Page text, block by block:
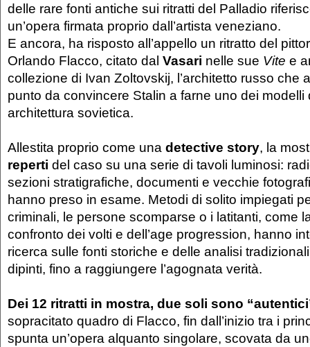
delle rare fonti antiche sui ritratti del Palladio
un’opera firmata proprio dall’artista veneziano.
E ancora, ha risposto all’appello un ritratto del
Orlando Flacco, citato dal Vasari nelle sue Vite e
collezione di Ivan Zoltovskij, l’architetto russo che
punto da convincere Stalin a farne uno dei modelli
architettura sovietica.
Allestita proprio come una detective story, la
reperti del caso su una serie di tavoli luminosi:
sezioni stratigrafiche, documenti e vecchie
hanno preso in esame. Metodi di solito impiegati
criminali, le persone scomparse o i latitanti, come
confronto dei volti e dell’age progression, hanno
ricerca sulle fonti storiche e delle analisi
dipinti, fino a raggiungere l’agognata verità.
Dei 12 ritratti in mostra, due soli sono
sopracitato quadro di Flacco, fin dall’inizio tra i
spunta un’opera alquanto singolare, scovata da